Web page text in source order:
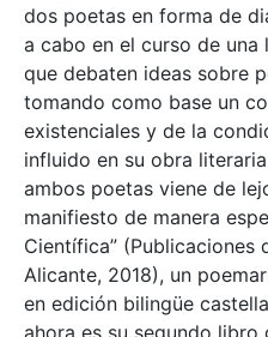
dos poetas en forma de
a cabo en el curso de una
que debaten ideas sobre
tomando como base un
existenciales y de la
influido en su obra
ambos poetas viene de
manifiesto de manera
Científica” (Publicaciones
Alicante, 2018), un
en edición bilingüe
ahora es su segundo